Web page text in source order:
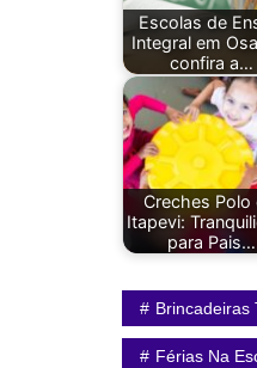
Escolas de
Integral em
confira a…
Creches Polo
Itapevi:
para Pais…
Brincadeiras
Férias Na